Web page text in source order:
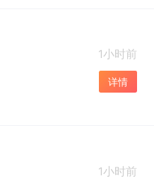
1小时前
详情
1小时前